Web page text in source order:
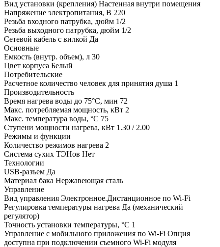
Вид установки (крепления) Настенная внутри помещения
Напряжение электропитания, В 220
Резьба входного патрубка, дюйм 1/2
Резьба выходного патрубка, дюйм 1/2
Сетевой кабель с вилкой Да
Основные
Емкость (внутр. объем), л 30
Цвет корпуса Белый
Потребительские
Расчетное количество человек для принятия душа 1
Производительность
Время нагрева воды до 75°С, мин 72
Макс. потребляемая мощность, кВт 2
Макс. температура воды, °С 75
Ступени мощности нагрева, кВт 1.30 / 2.00
Режимы и функции
Количество режимов нагрева 2
Система сухих ТЭНов Нет
Технологии
USB-разъем Да
Материал бака Нержавеющая сталь
Управление
Вид управления Электронное.Дистанционное по Wi-Fi
Регулировка температуры нагрева Да (механический
регулятор)
Точность установки температуры, °С 1
Управление c мобильного приложения по Wi-Fi Опция
доступна при подключении съемного Wi-Fi модуля